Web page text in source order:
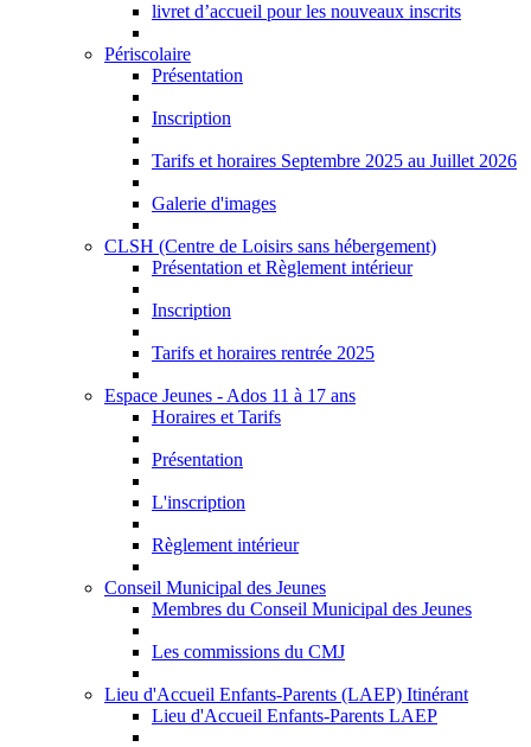
livret d’accueil pour les nouveaux inscrits
Périscolaire
Présentation
Inscription
Tarifs et horaires Septembre 2025 au Juillet 2026
Galerie d'images
CLSH (Centre de Loisirs sans hébergement)
Présentation et Règlement intérieur
Inscription
Tarifs et horaires rentrée 2025
Espace Jeunes - Ados 11 à 17 ans
Horaires et Tarifs
Présentation
L'inscription
Règlement intérieur
Conseil Municipal des Jeunes
Membres du Conseil Municipal des Jeunes
Les commissions du CMJ
Lieu d'Accueil Enfants-Parents (LAEP) Itinérant
Lieu d'Accueil Enfants-Parents LAEP